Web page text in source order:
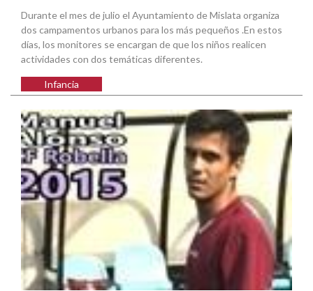
Durante el mes de julio el Ayuntamiento de Mislata organiza
dos campamentos urbanos para los más pequeños .En estos
días, los monitores se encargan de que los niños realicen
actividades con dos temáticas diferentes.
Infancia